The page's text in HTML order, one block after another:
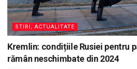
STIRI, ACTUALITATE
Kremlin: condițiile Rusiei pentru
rămân neschimbate din 2024